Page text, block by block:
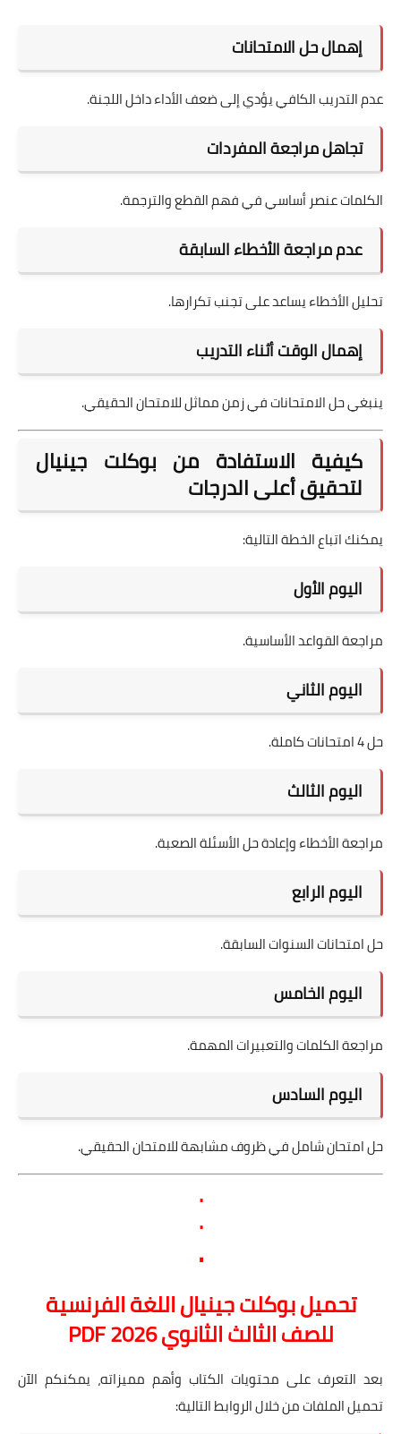
إهمال حل الامتحانات
عدم التدريب الكافي يؤدي إلى ضعف الأداء داخل اللجنة.
تجاهل مراجعة المفردات
الكلمات عنصر أساسي في فهم القطع والترجمة.
عدم مراجعة الأخطاء السابقة
تحليل الأخطاء يساعد على تجنب تكرارها.
إهمال الوقت أثناء التدريب
ينبغي حل الامتحانات في زمن مماثل للامتحان الحقيقي.
كيفية الاستفادة من بوكلت جينيال
لتحقيق أعلى الدرجات
يمكنك اتباع الخطة التالية:
اليوم الأول
مراجعة القواعد الأساسية.
اليوم الثاني
حل 4 امتحانات كاملة.
اليوم الثالث
مراجعة الأخطاء وإعادة حل الأسئلة الصعبة.
اليوم الرابع
حل امتحانات السنوات السابقة.
اليوم الخامس
مراجعة الكلمات والتعبيرات المهمة.
اليوم السادس
حل امتحان شامل في ظروف مشابهة للامتحان الحقيقي.
.
.
.
تحميل بوكلت جينيال اللغة الفرنسية
للصف الثالث الثانوي 2026 PDF
بعد التعرف على محتويات الكتاب وأهم مميزاته، يمكنكم الآن
تحميل الملفات من خلال الروابط التالية: